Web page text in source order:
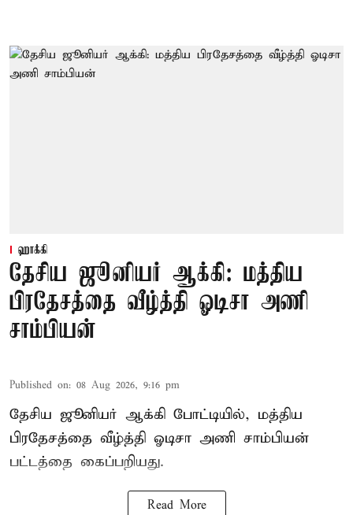
ஹாக்கி
தேசிய ஜூனியர் ஆக்கி: மத்திய
பிரதேசத்தை வீழ்த்தி ஓடிசா அணி
சாம்பியன்
Published on: 08 Aug 2026, 9:16 pm
தேசிய ஜூனியர் ஆக்கி போட்டியில், மத்திய
பிரதேசத்தை வீழ்த்தி ஓடிசா அணி சாம்பியன்
பட்டத்தை கைப்பறியது.
Read More